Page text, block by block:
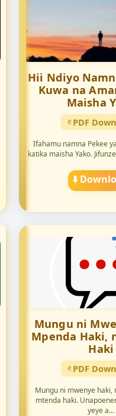
Hii Ndiyo
Kuwa na
Maisha
PDF
Ifahamu namna Pekee
katika maisha Yako.
⬇️
Mungu ni
Mpenda Haki,
Haki
PDF
Mungu ni mwenye haki,
mtenda haki.
yeye a...